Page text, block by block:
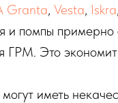
Granta, Vesta, Iskra,
помпы примерно
Это
иметь